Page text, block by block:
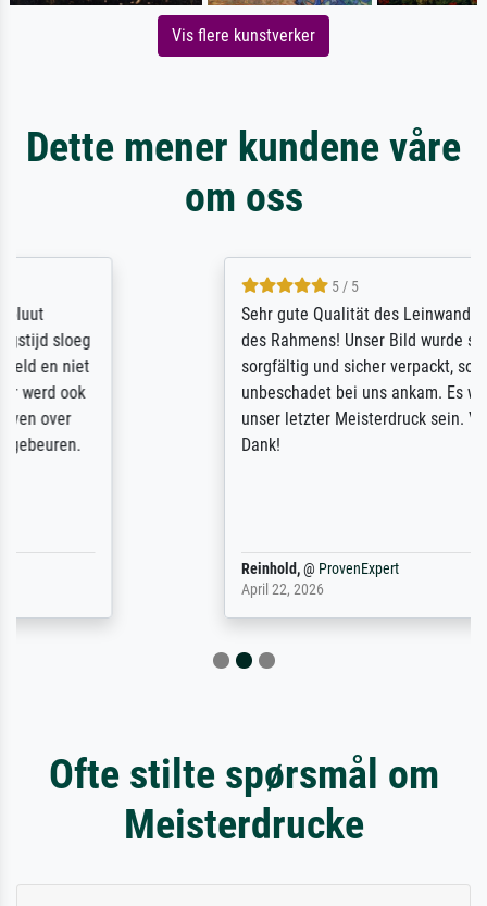
Vis flere kunstverker
Dette mener kundene våre
om oss
Sehr gute Qualität des Leinwanddrucks und
des Rahmens! Unser Bild wurde sehr
sorgfältig und sicher verpackt, so dass es
unbeschadet bei uns ankam. Es wird nicht
unser letzter Meisterdruck sein. Vielen
ProvenExpert
Ofte stilte spørsmål om
Meisterdrucke